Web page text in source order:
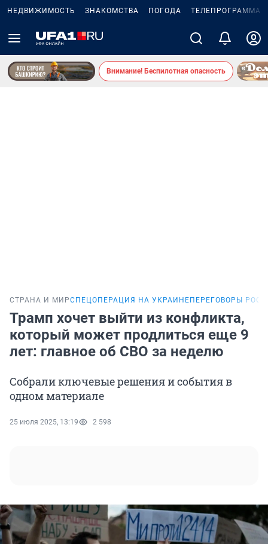
НЕДВИЖИМОСТЬ ЗНАКОМСТВА ПОГОДА ТЕЛЕПРОГРАММА
Внимание! Беспилотная опасность
СТРАНА И МИРСПЕЦОПЕРАЦИЯ НА УКРАИНЕ ПЕРЕГОВОРЫ
Трамп хочет выйти из конфликта,
который может продлиться еще 9
лет: главное об СВО за неделю
Собрали ключевые решения и события в
одном материале
25 июля 2025, 13:19 2 598